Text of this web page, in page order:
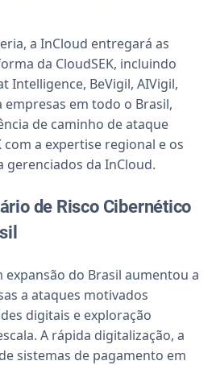
a InCloud entregará as
da CloudSEK, incluindo
Intelligence, BeVigil, AIVigil,
empresas em todo o Brasil,
de caminho de ataque
com a expertise regional e os
gerenciados da InCloud.
de Risco Cibernético
do Brasil aumentou a
a ataques motivados
digitais e exploração
A rápida digitalização, a
sistemas de pagamento em